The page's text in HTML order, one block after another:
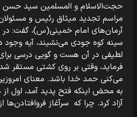
حجت‌الاسلام و المسلمین سید
مراسم تجدید میثاق رئیس و
آرمان‌های امام خمینی(س)، گفت: در
سینه کوه جودی می‌نشیند، آیه وجود
لطیفی در آن هست و گویی درسی
فرماید، وقتی بر روی کشتی مستقر
می‌کنی حمد خدا باشد. معنای
به محض اینکه فتح پدید آمد، اول
آزاد کرد. چرا که سرآغاز